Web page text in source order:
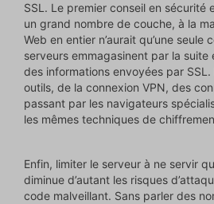
SSL. Le premier conseil en sécurité
un grand nombre de couche, à la
Web en entier n’aurait qu’une seule
serveurs emmagasinent par la
des informations envoyées par SSL.
outils, de la connexion VPN, des
passant par les navigateurs
les mêmes techniques de
Enfin, limiter le serveur à ne servir
diminue d’autant les risques
code malveillant. Sans parler des